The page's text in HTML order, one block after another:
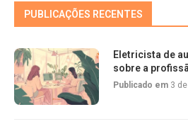
PUBLICAÇÕES RECENTES
Eletricista de
sobre a
Publicado em 3